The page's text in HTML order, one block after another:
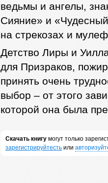
ведьмы и ангелы,
Сияние» и
на стрекозах и
Детство Лиры и
для Призраков,
принять очень
выбор – от этого
которой она была
Скачать книгумогут только
зарегистрируйтестьили